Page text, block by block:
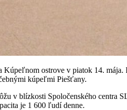
ostrove v piatok 14.
kúpeľmi Piešťany.
blízkosti Spoločenského centra
je 1 600 ľudí denne.